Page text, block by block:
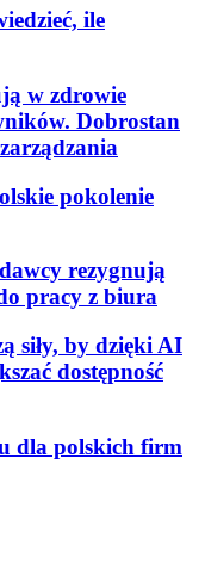
ile
w zdrowie
Dobrostan
pokolenie
rezygnują
pracy z biura
siły, by dzięki AI
dostępność
dla polskich firm